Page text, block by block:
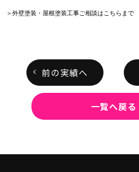
＞外壁塗装・屋根塗装工事ご相談はこちらまで
前の実績へ
一覧へ戻る